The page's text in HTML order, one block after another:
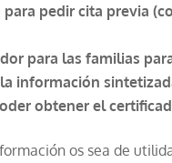
pedir cita previa
para las familias
información
obtener el
os sea de